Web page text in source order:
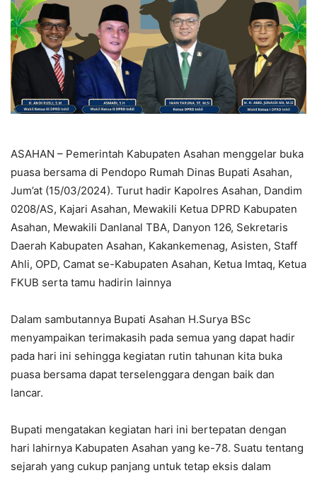
ASAHAN – Pemerintah Kabupaten Asahan menggelar buka
puasa bersama di Pendopo Rumah Dinas Bupati Asahan,
Jum’at (15/03/2024). Turut hadir Kapolres Asahan, Dandim
0208/AS, Kajari Asahan, Mewakili Ketua DPRD Kabupaten
Asahan, Mewakili Danlanal TBA, Danyon 126, Sekretaris
Daerah Kabupaten Asahan, Kakankemenag, Asisten, Staff
Ahli, OPD, Camat se-Kabupaten Asahan, Ketua Imtaq, Ketua
FKUB serta tamu hadirin lainnya
Dalam sambutannya Bupati Asahan H.Surya BSc
menyampaikan terimakasih pada semua yang dapat hadir
pada hari ini sehingga kegiatan rutin tahunan kita buka
puasa bersama dapat terselenggara dengan baik dan
lancar.
Bupati mengatakan kegiatan hari ini bertepatan dengan
hari lahirnya Kabupaten Asahan yang ke-78. Suatu tentang
sejarah yang cukup panjang untuk tetap eksis dalam